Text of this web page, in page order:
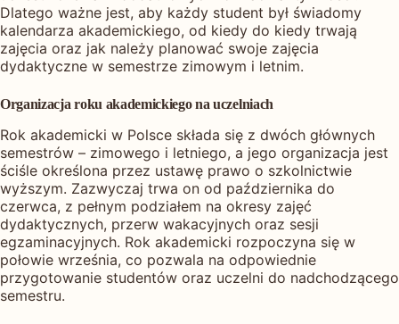
Dlatego ważne jest, aby każdy student był świadomy
kalendarza akademickiego, od kiedy do kiedy trwają
zajęcia oraz jak należy planować swoje zajęcia
dydaktyczne w semestrze zimowym i letnim.
Organizacja roku akademickiego na uczelniach
Rok akademicki w Polsce składa się z dwóch głównych
semestrów – zimowego i letniego, a jego organizacja jest
ściśle określona przez ustawę prawo o szkolnictwie
wyższym. Zazwyczaj trwa on od października do
czerwca, z pełnym podziałem na okresy zajęć
dydaktycznych, przerw wakacyjnych oraz sesji
egzaminacyjnych. Rok akademicki rozpoczyna się w
połowie września, co pozwala na odpowiednie
przygotowanie studentów oraz uczelni do nadchodzącego
semestru.